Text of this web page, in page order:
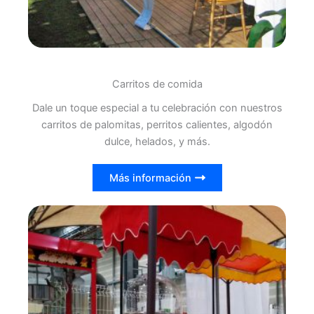
Carritos de comida
Dale un toque especial a tu celebración con nuestros
carritos de palomitas, perritos calientes, algodón
dulce, helados, y más.
Más información